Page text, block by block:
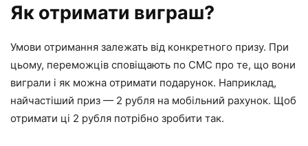
Як отримати виграш?
Умови отримання залежать від конкретного призу. При
цьому, переможців сповіщають по СМС про те, що вони
виграли і як можна отримати подарунок. Наприклад,
найчастіший приз — 2 рубля на мобільний рахунок. Щоб
отримати ці 2 рубля потрібно зробити так.